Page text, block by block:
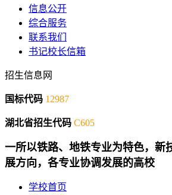
信息公开
综合服务
联系我们
书记校长信箱
招生信息网
国标代码 12987
湖北省招生代码 C605
一所以铁路、地铁专业为特色，新
展方向，各专业协调发展的高校
学校首页